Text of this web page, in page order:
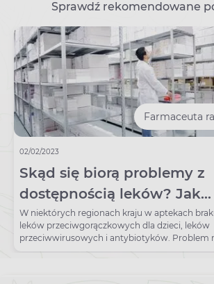
Sprawdź rekomendowane
Farmaceuta
02/02/2023
Skąd się biorą problemy z
dostępnością leków? Jak
sobie radzić, kiedy
leku nie ma w aptece?
W niektórych regionach kraju w aptekach
leków przeciwgorączkowych dla dzieci, leków
przeciwwirusowych i antybiotyków. Problem
cały świat.